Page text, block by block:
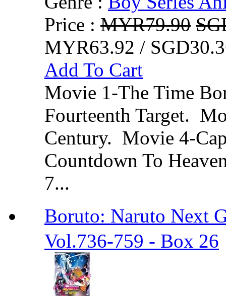
Price : MYR79.90
MYR63.92 /
Add To Cart
Movie 1-The Time
Fourteenth Target.
Century. Movie 4-
Countdown To
7...
Boruto: Naruto Next
Vol.736-759 - Box 26